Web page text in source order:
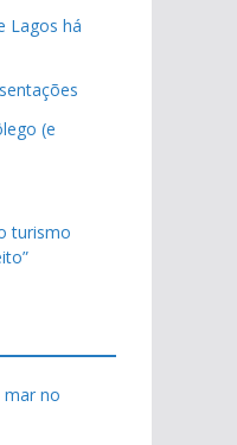
Lagos há
(e
turismo
no